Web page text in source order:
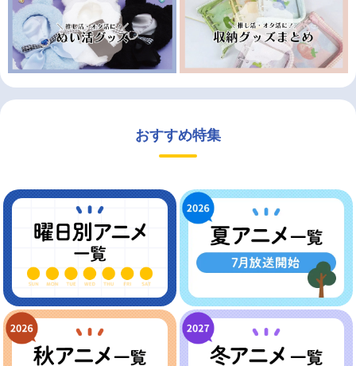
おすすめ特集